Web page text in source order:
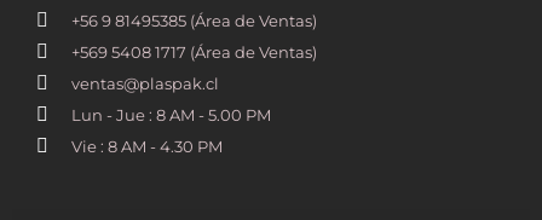
+56 9 81495385 (Área de Ventas)
+569 5408 1717 (Área de Ventas)
ventas@plaspak.cl
Lun - Jue : 8 AM - 5.00 PM
Vie : 8 AM - 4.30 PM